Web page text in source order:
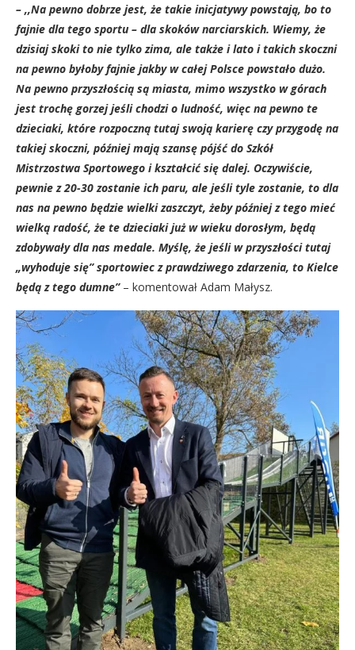
– ,,Na pewno dobrze jest, że takie inicjatywy powstają, bo to
fajnie dla tego sportu – dla skoków narciarskich. Wiemy, że
dzisiaj skoki to nie tylko zima, ale także i lato i takich skoczni
na pewno byłoby fajnie jakby w całej Polsce powstało dużo.
Na pewno przyszłością są miasta, mimo wszystko w górach
jest trochę gorzej jeśli chodzi o ludność, więc na pewno te
dzieciaki, które rozpoczną tutaj swoją karierę czy przygodę na
takiej skoczni, później mają szansę pójść do Szkół
Mistrzostwa Sportowego i kształcić się dalej. Oczywiście,
pewnie z 20-30 zostanie ich paru, ale jeśli tyle zostanie, to dla
nas na pewno będzie wielki zaszczyt, żeby później z tego mieć
wielką radość, że te dzieciaki już w wieku dorosłym, będą
zdobywały dla nas medale. Myślę, że jeśli w przyszłości tutaj
„wyhoduje się” sportowiec z prawdziwego zdarzenia, to Kielce
będą z tego dumne”– komentował Adam Małysz.